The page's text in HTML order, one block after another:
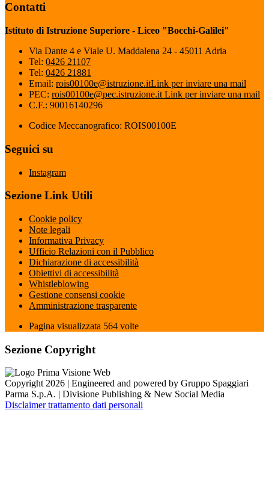
Contatti
Istituto di Istruzione Superiore - Liceo "Bocchi-Galilei"
Via Dante 4 e Viale U. Maddalena 24 - 45011 Adria
Tel: 0426 21107
Tel: 0426 21881
Email: rois00100e@istruzione.itLink per inviare una mail
PEC: rois00100e@pec.istruzione.it Link per inviare una mail
C.F.: 90016140296
Codice Meccanografico: ROIS00100E
Seguici su
Instagram
Sezione Link Utili
Cookie policy
Note legali
Informativa Privacy
Ufficio Relazioni con il Pubblico
Dichiarazione di accessibilità
Obiettivi di accessibilità
Whistleblowing
Gestione consensi cookie
Amministrazione trasparente
Pagina visualizzata 564 volte
Sezione Copyright
Copyright 2026 | Engineered and powered by Gruppo Spaggiari
Parma S.p.A. | Divisione Publishing & New Social Media
Disclaimer trattamento dati personali